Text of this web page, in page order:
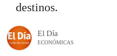
destinos.
El Día
ECONÓMICAS